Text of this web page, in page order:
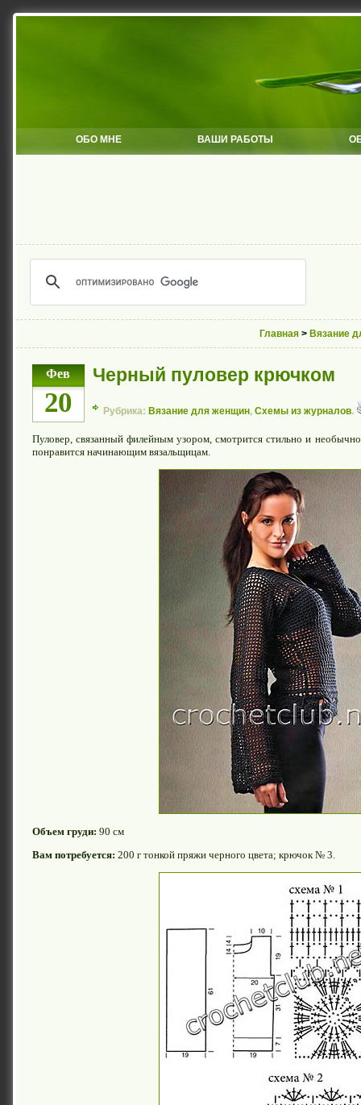
ОБО МНЕ ВАШИ РАБОТЫ
Главная > Вязание
Фев
20
Черный пуловер крючком
Рубрика: Вязание для женщин, Схемы из журналов.
Пуловер, связанный филейным узором, смотрится стильно и
понравится начинающим вязальщицам.
Объем груди: 90 см
Вам потребуется: 200 г тонкой пряжи черного цвета; крючок № 3.